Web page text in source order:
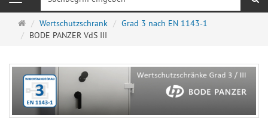
Startseite
Wertschutzschrank
Grad 3 nach EN 1143-1
BODE PANZER VdS III